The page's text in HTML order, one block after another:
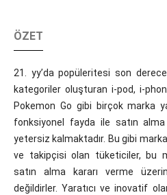
ÖZET
21. yy’da popüleritesi son
kategoriler oluşturan i-pod, i-
Pokemon Go gibi birçok marka
fonksiyonel fayda ile satın
yetersiz kalmaktadır. Bu gibi
ve takipçisi olan tüketiciler, bu
satın alma kararı verme
değildirler. Yaratıcı ve inovatif